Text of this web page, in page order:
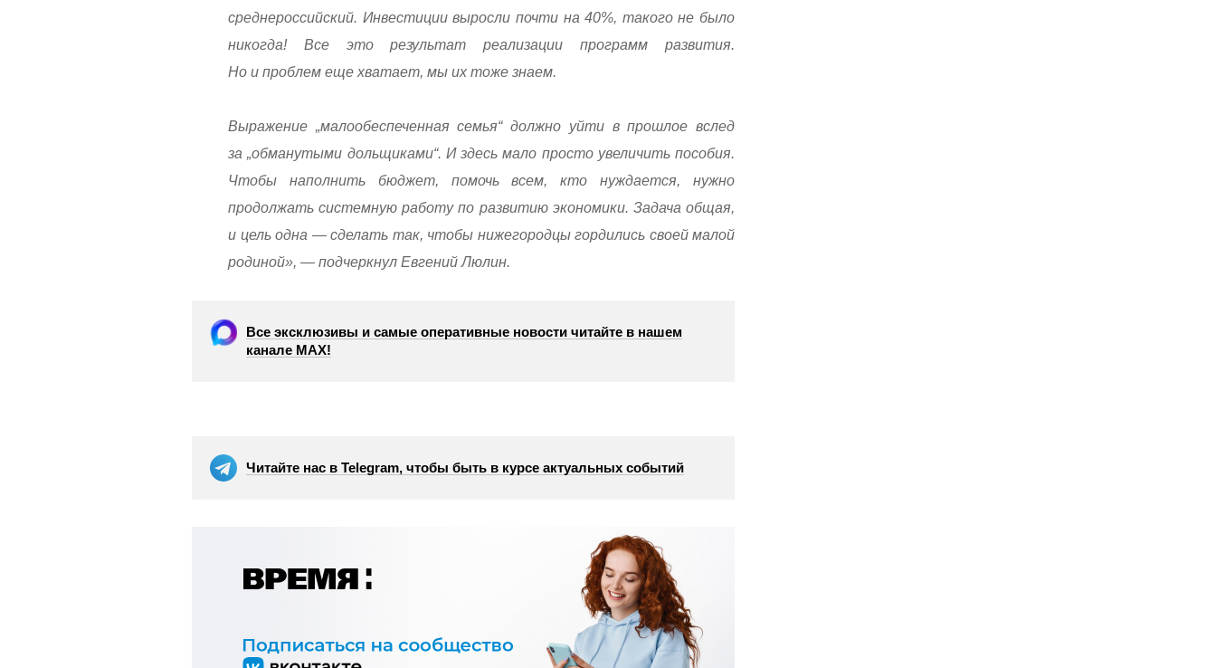
среднероссийский. Инвестиции выросли почти на 40%, такого не было
никогда! Все это результат реализации программ развития.
Но и проблем еще хватает, мы их тоже знаем.
Выражение „малообеспеченная семья“ должно уйти в прошлое вслед
за „обманутыми дольщиками“. И здесь мало просто увеличить пособия.
Чтобы наполнить бюджет, помочь всем, кто нуждается, нужно
продолжать системную работу по развитию экономики. Задача общая,
и цель одна — сделать так, чтобы нижегородцы гордились своей малой
родиной», — подчеркнул Евгений Люлин.
Все эксклюзивы и самые оперативные новости читайте в нашем
канале МАХ!
Читайте нас в Telegram, чтобы быть в курсе актуальных событий